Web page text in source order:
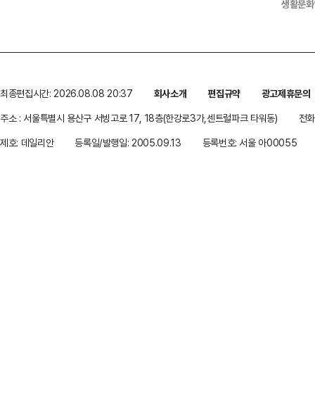
생활문
최종편집시간: 2026.08.08 20:37 회사소개 편집규약
광고제휴문의
주소 : 서울특별시 용산구 서빙고로 17, 18층(한강로3가,센트럴파크 타워동)
전
제호: 데일리안
등록일/발행일: 2005.09.13 등록번호: 서울 아00055